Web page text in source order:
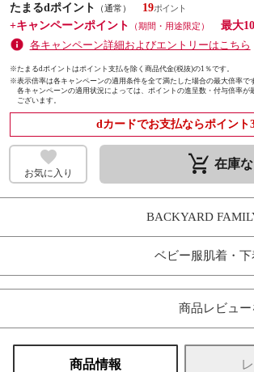
たまるdポイント
（通常）
19
+キャンペーンポイント
（期間・用途限定）
最大
各キャンペーン詳細およびエントリーはこちら
※たまるdポイントはポイント支払を除く商品代金(税抜)の1％です。
※表示倍率は各キャンペーンの適用条件を全て満たした場合の最大倍率で
各キャンペーンの適用状況によっては、ポイントの進呈数・付与倍率が
ございます。
dカードでお支払ならポイント
お気に入り remove_shopping_cart 在庫
BACKYARD
ベビー服肌着・
商品レビュ
商品情報